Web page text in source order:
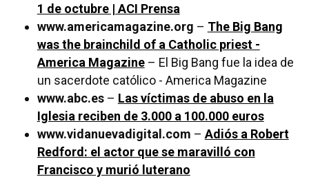
1 de octubre | ACI Prensa
www.americamagazine.org – The Big Bang
was the brainchild of a Catholic priest -
America Magazine– El Big Bang fue la idea de
un sacerdote católico - America Magazine
www.abc.es– Las víctimas de abuso en la
Iglesia reciben de 3.000 a 100.000 euros
www.vidanuevadigital.com – Adiós a Robert
Redford: el actor que se maravilló con
Francisco y murió luterano